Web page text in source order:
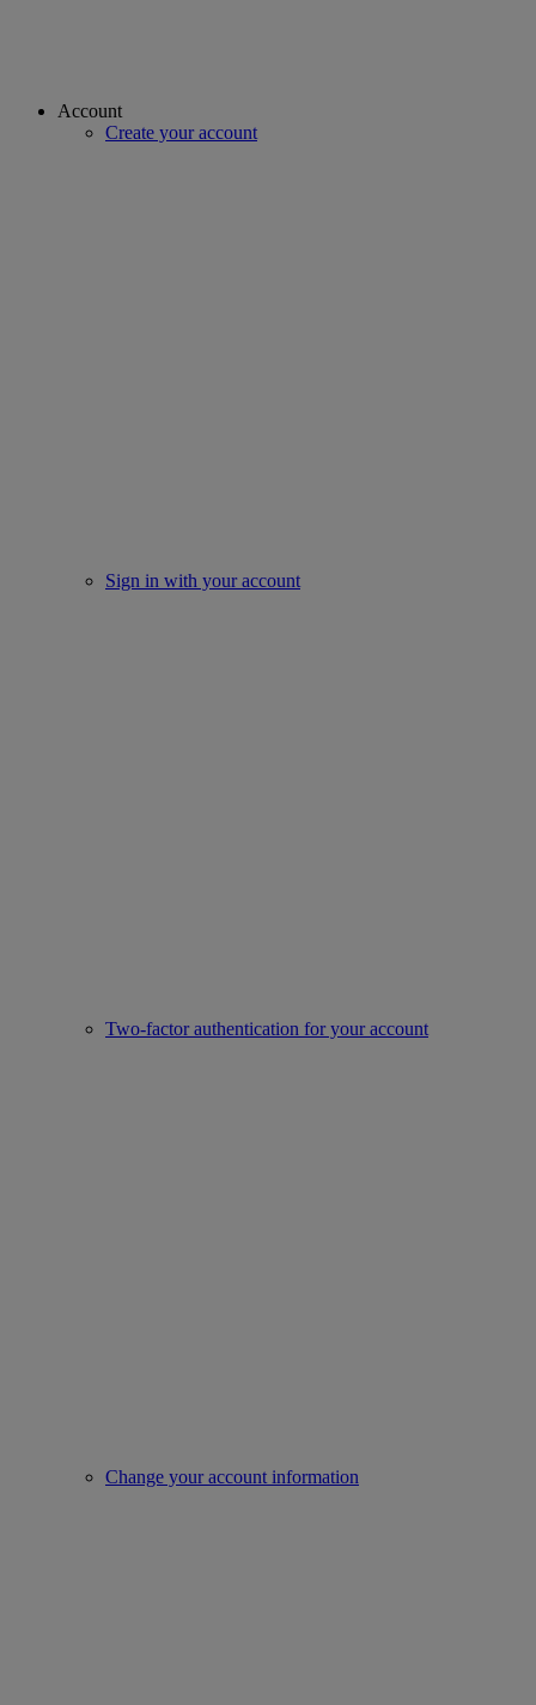
Account
Create your account
Sign in with your account
Two-factor authentication for your account
Change your account information